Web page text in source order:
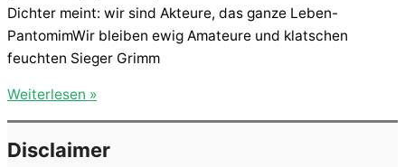
Dichter meint: wir sind Akteure, das ganze Leben-
PantomimWir bleiben ewig Amateure und klatschen
feuchten Sieger Grimm
Mephisto
Weiterlesen »
Disclaimer